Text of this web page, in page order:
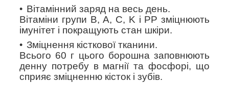
Вітамінний заряд на весь день.
Вітаміни групи В, А, С, K і PP зміцнюють
імунітет і покращують стан шкіри.
Зміцнення кісткової тканини.
Всього 60 г цього борошна заповнюють
денну потребу в магнії та фосфорі, що
сприяє зміцненню кісток і зубів.